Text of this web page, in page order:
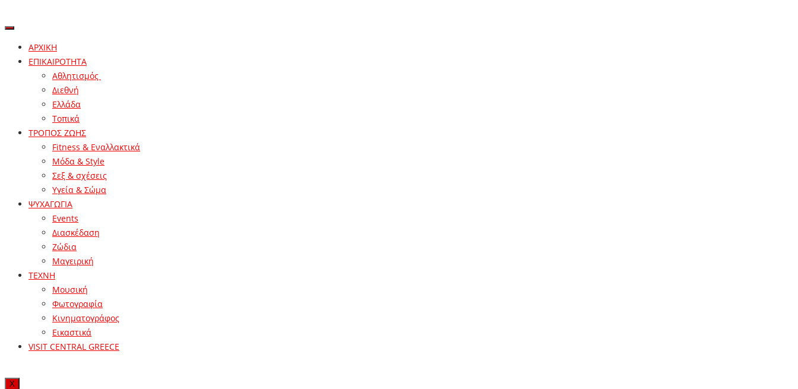
ΑΡΧΙΚΗ
ΕΠΙΚΑΙΡΟΤΗΤΑ
Αθλητισμός
Διεθνή
Ελλάδα
Τοπικά
ΤΡΟΠΟΣ ΖΩΗΣ
Fitness & Εναλλακτικά
Μόδα & Style
Σεξ & σχέσεις
Υγεία & Σώμα
ΨΥΧΑΓΩΓΙΑ
Events
Διασκέδαση
Ζώδια
Μαγειρική
ΤΕΧΝΗ
Μουσική
Φωτογραφία
Κινηματογράφος
Εικαστικά
VISIT CENTRAL GREECE
X